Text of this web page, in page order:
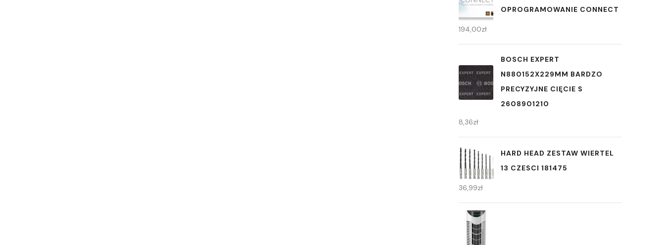
OPROGRAMOWANIE CONNECT
194,00zł
BOSCH EXPERT
N880152X229MM BARDZO
PRECYZYJNE CIĘCIE S
2608901210
8,36zł
HARD HEAD ZESTAW WIERTEL
13 CZESCI 181475
36,99zł